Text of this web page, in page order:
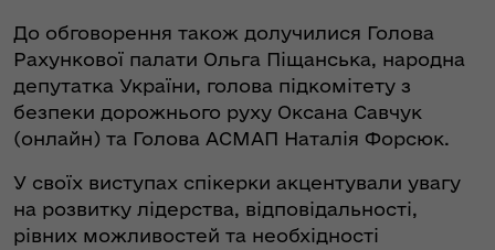
До обговорення також долучилися Голова
Рахункової палати Ольга Піщанська, народна
депутатка України, голова підкомітету з
безпеки дорожнього руху Оксана Савчук
(онлайн) та Голова АСМАП Наталія Форсюк.
У своїх виступах спікерки акцентували увагу
на розвитку лідерства, відповідальності,
рівних можливостей та необхідності